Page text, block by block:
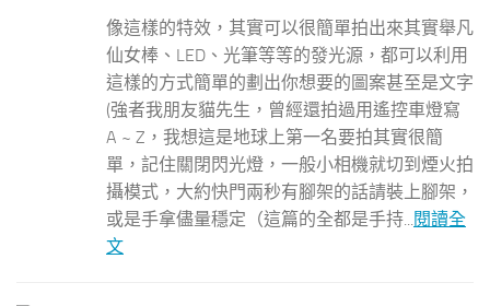
像這樣的特效，其實可以很簡單拍出來其實舉凡
仙女棒、LED、光筆等等的發光源，都可以利用
這樣的方式簡單的劃出你想要的圖案甚至是文字
(強者我朋友貓先生，曾經還拍過用遙控車燈寫
A ~ Z，我想這是地球上第一名要拍其實很簡
單，記住關閉閃光燈，一般小相機就切到煙火拍
攝模式，大約快門兩秒有腳架的話請裝上腳架，
或是手拿儘量穩定（這篇的全都是手持... 閱讀全
文